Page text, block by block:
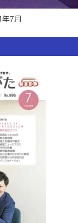
口）
事業承継簡易
事業計画・創
能力開発・人
商工会議所ラ
経営発達支援
7月